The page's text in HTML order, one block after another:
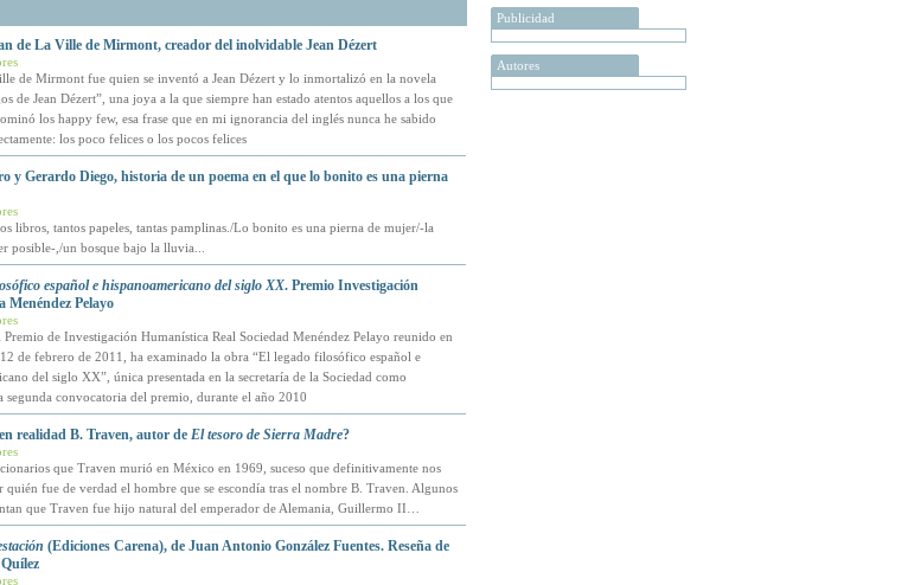
de La Ville de Mirmont, creador del inolvidable Jean Dézert
de Mirmont fue quien se inventó a Jean Dézert y lo inmortalizó en la novela
de Jean Dézert”, una joya a la que siempre han estado atentos aquellos a los que
los happy few, esa frase que en mi ignorancia del inglés nunca he sabido
los poco felices o los pocos felices
y Gerardo Diego, historia de un poema en el que lo bonito es una pierna
libros, tantos papeles, tantas pamplinas./Lo bonito es una pierna de mujer/-la
posible-,/un bosque bajo la lluvia...
español e hispanoamericano del siglo XX. Premio Investigación
Menéndez Pelayo
Premio de Investigación Humanística Real Sociedad Menéndez Pelayo reunido en
de febrero de 2011, ha examinado la obra “El legado filosófico español e
del siglo XX”, única presentada en la secretaría de la Sociedad como
segunda convocatoria del premio, durante el año 2010
realidad B. Traven, autor de El tesoro de Sierra Madre?
que Traven murió en México en 1969, suceso que definitivamente nos
quién fue de verdad el hombre que se escondía tras el nombre B. Traven. Algunos
que Traven fue hijo natural del emperador de Alemania, Guillermo II…
(Ediciones Carena), de Juan Antonio González Fuentes. Reseña de
Publicidad
Autores